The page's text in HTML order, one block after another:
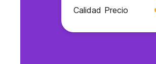
Calidad Precio